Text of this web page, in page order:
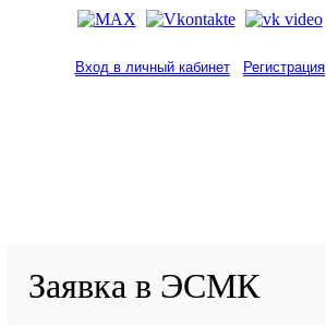
Вход в личный кабинет Регистрация
Заявка в ЭСМК